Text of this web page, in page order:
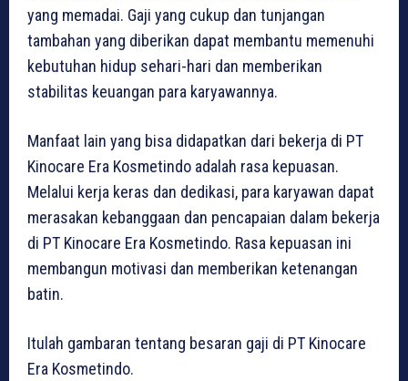
yang memadai. Gaji yang cukup dan tunjangan
tambahan yang diberikan dapat membantu memenuhi
kebutuhan hidup sehari-hari dan memberikan
stabilitas keuangan para karyawannya.
Manfaat lain yang bisa didapatkan dari bekerja di PT
Kinocare Era Kosmetindo adalah rasa kepuasan.
Melalui kerja keras dan dedikasi, para karyawan dapat
merasakan kebanggaan dan pencapaian dalam bekerja
di PT Kinocare Era Kosmetindo. Rasa kepuasan ini
membangun motivasi dan memberikan ketenangan
batin.
Itulah gambaran tentang besaran gaji di PT Kinocare
Era Kosmetindo.